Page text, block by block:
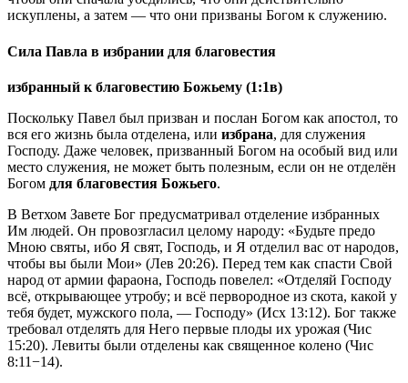
искуплены, а затем — что они призваны Богом к служению.
Сила Павла в избрании для благовестия
избранный к благовестию Божьему (1:1в)
Поскольку Павел был призван и послан Богом как апостол, то
вся его жизнь была отделена, или избрана, для служения
Господу. Даже человек, призванный Богом на особый вид или
место служения, не может быть полезным, если он не отделён
Богом для благовестия Божьего.
В Ветхом Завете Бог предусматривал отделение избранных
Им людей. Он провозгласил целому народу: «Будьте предо
Мною святы, ибо Я свят, Господь, и Я отделил вас от народов,
чтобы вы были Мои» (Лев 20:26). Перед тем как спасти Свой
народ от армии фараона, Господь повелел: «Отделяй Господу
всё, открывающее утробу; и всё первородное из скота, какой у
тебя будет, мужского пола, — Господу» (Исх 13:12). Бог также
требовал отделять для Него первые плоды их урожая (Чис
15:20). Левиты были отделены как священное колено (Чис
8:11−14).